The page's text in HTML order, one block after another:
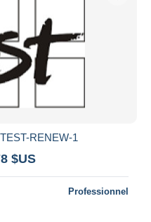
RENEW-1
$US
Professionnel